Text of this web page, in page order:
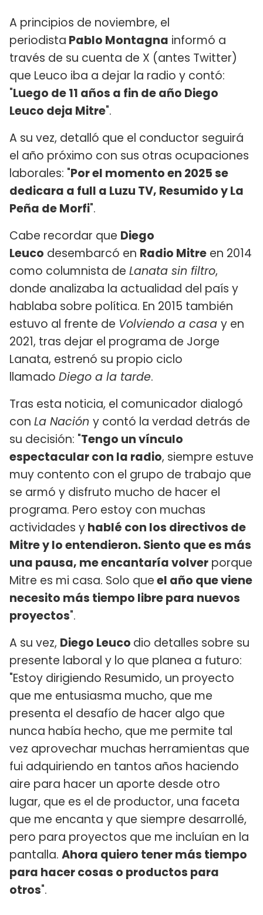
A principios de noviembre, el
periodista Pablo Montagna informó a
través de su cuenta de X (antes Twitter)
que Leuco iba a dejar la radio y contó:
"Luego de 11 años a fin de año Diego
Leuco deja Mitre".
A su vez, detalló que el conductor seguirá
el año próximo con sus otras ocupaciones
laborales: "Por el momento en 2025 se
dedicara a full a Luzu TV, Resumido y La
Peña de Morfi".
Cabe recordar que Diego
Leuco desembarcó en Radio Mitre en 2014
como columnista de Lanata sin filtro,
donde analizaba la actualidad del país y
hablaba sobre política. En 2015 también
estuvo al frente de Volviendo a casa y en
2021, tras dejar el programa de Jorge
Lanata, estrenó su propio ciclo
llamado Diego a la tarde.
Tras esta noticia, el comunicador dialogó
con La Nación y contó la verdad detrás de
su decisión: "Tengo un vínculo
espectacular con la radio, siempre estuve
muy contento con el grupo de trabajo que
se armó y disfruto mucho de hacer el
programa. Pero estoy con muchas
actividades yhablé con los directivos de
Mitre y lo entendieron. Siento que es más
una pausa, me encantaría volver porque
Mitre es mi casa. Solo queel año que viene
necesito más tiempo libre para nuevos
proyectos".
A su vez, Diego Leuco dio detalles sobre su
presente laboral y lo que planea a futuro:
"Estoy dirigiendo Resumido, un proyecto
que me entusiasma mucho, que me
presenta el desafío de hacer algo que
nunca había hecho, que me permite tal
vez aprovechar muchas herramientas que
fui adquiriendo en tantos años haciendo
aire para hacer un aporte desde otro
lugar, que es el de productor, una faceta
que me encanta y que siempre desarrollé,
pero para proyectos que me incluían en la
pantalla. Ahora quiero tener más tiempo
para hacer cosas o productos para
otros".